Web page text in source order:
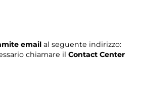
email al seguente indirizzo:
chiamare il Contact Center